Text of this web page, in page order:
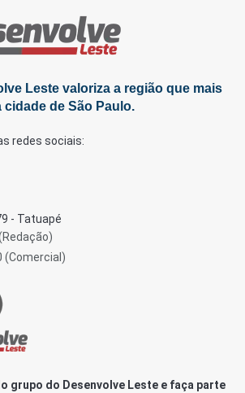
Leste valoriza a região que mais
de São Paulo.
redes sociais:
- Tatuapé
(Comercial)
grupo do Desenvolve Leste e faça parte